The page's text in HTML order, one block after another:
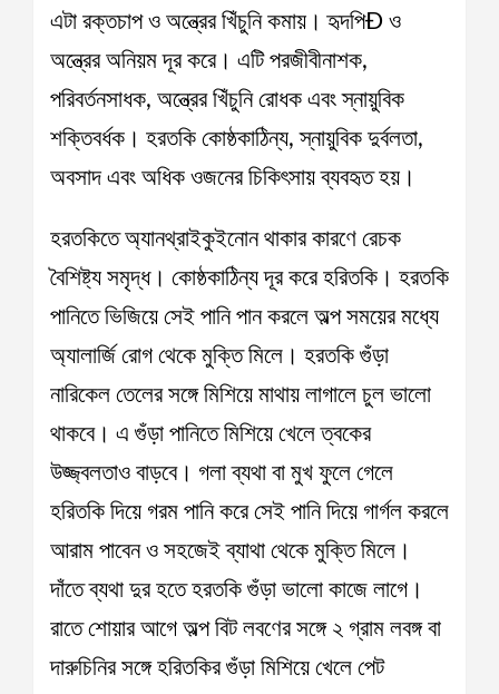
এটা রক্তচাপ ও অন্ত্রের খিঁচুনি কমায়। হৃদপিÐ ও
অন্ত্রের অনিয়ম দূর করে। এটি পরজীবীনাশক,
পরিবর্তনসাধক, অন্ত্রের খিঁচুনি রোধক এবং স্নায়ুবিক
শক্তিবর্ধক। হরতকি কোষ্ঠকাঠিন্য, স্নায়ুবিক দুর্বলতা,
অবসাদ এবং অধিক ওজনের চিকিৎসায় ব্যবহৃত হয়।
হরতকিতে অ্যানথ্রাইকুইনোন থাকার কারণে রেচক
বৈশিষ্ট্য সমৃদ্ধ। কোষ্ঠকাঠিন্য দূর করে হরিতকি। হরতকি
পানিতে ভিজিয়ে সেই পানি পান করলে অল্প সময়ের মধ্যে
অ্যালার্জি রোগ থেকে মুক্তি মিলে। হরতকি গুঁড়া
নারিকেল তেলের সঙ্গে মিশিয়ে মাথায় লাগালে চুল ভালো
থাকবে। এ গুঁড়া পানিতে মিশিয়ে খেলে ত্বকের
উজ্জ্বলতাও বাড়বে। গলা ব্যথা বা মুখ ফুলে গেলে
হরিতকি দিয়ে গরম পানি করে সেই পানি দিয়ে গার্গল করলে
আরাম পাবেন ও সহজেই ব্যাথা থেকে মুক্তি মিলে।
দাঁতে ব্যথা দুর হতে হরতকি গুঁড়া ভালো কাজে লাগে।
রাতে শোয়ার আগে অল্প বিট লবণের সঙ্গে ২ গ্রাম লবঙ্গ বা
দারুচিনির সঙ্গে হরিতকির গুঁড়া মিশিয়ে খেলে পেট